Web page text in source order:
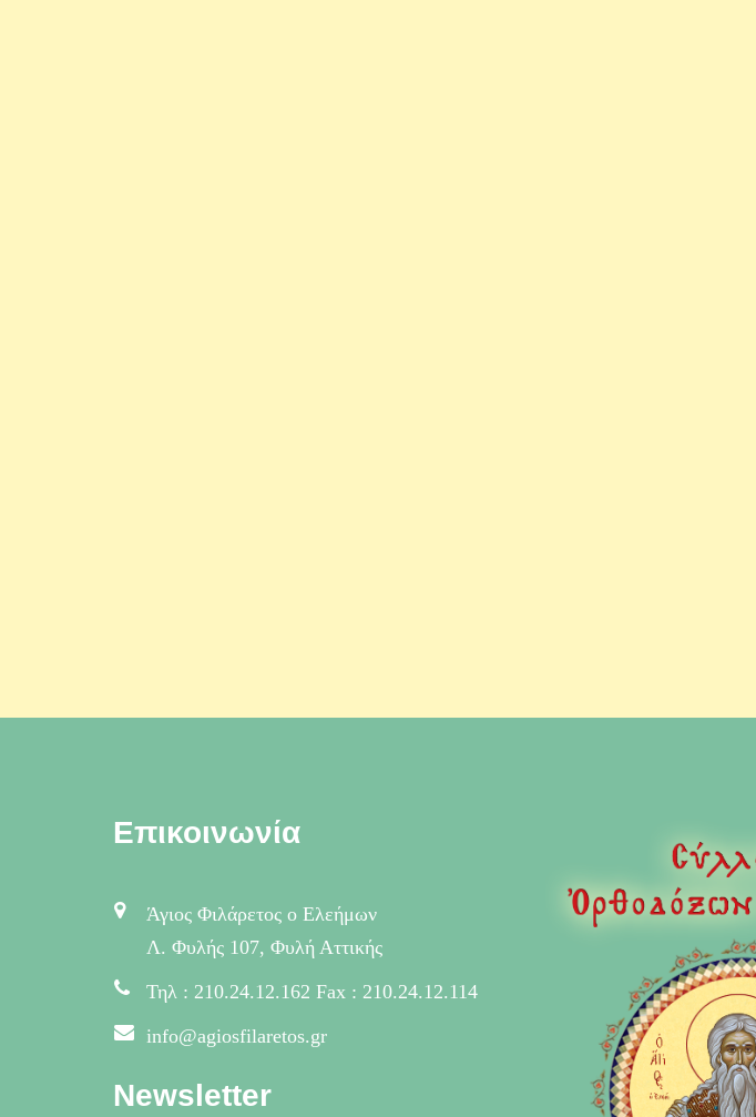
Επικοινωνία
Άγιος Φιλάρετος ο Ελεήμων
Λ. Φυλής 107, Φυλή Αττικής
Τηλ : 210.24.12.162 Fax : 210.24.12.114
info@agiosfilaretos.gr
Newsletter